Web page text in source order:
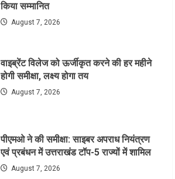
किया सम्मानित
August 7, 2026
वाइब्रेंट विलेज को ऊर्जीकृत करने की हर महीने
होगी समीक्षा, लक्ष्य होगा तय
August 7, 2026
पीएमओ ने की समीक्षा: साइबर अपराध नियंत्रण
एवं प्रबंधन में उत्तराखंड टॉप-5 राज्यों में शामिल
August 7, 2026